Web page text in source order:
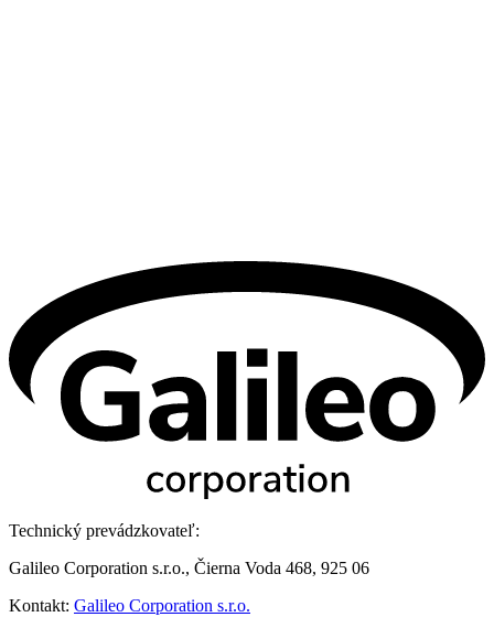
Technický prevádzkovateľ:
Galileo Corporation s.r.o., Čierna Voda 468, 925 06
Kontakt: Galileo Corporation s.r.o.